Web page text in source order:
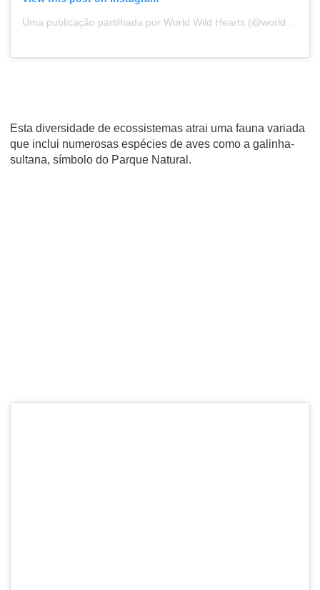
Esta diversidade de ecossistemas atrai uma fauna variada
que inclui numerosas espécies de aves como a galinha-
sultana, símbolo do Parque Natural.